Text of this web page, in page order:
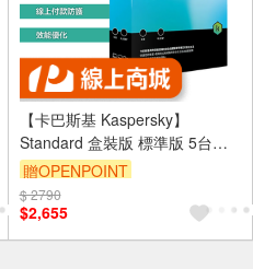
【卡巴斯基 Kaspersky】
Standard 盒裝版 標準版 5台裝
置 / 2年授權
贈OPENPOINT
$ 2790
$2,655